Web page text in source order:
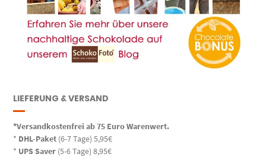
LIEFERUNG & VERSAND
*Versandkostenfrei ab 75 Euro Warenwert.
* DHL-Paket (6-7 Tage) 5,95€
* UPS Saver (5-6 Tage) 8,95€